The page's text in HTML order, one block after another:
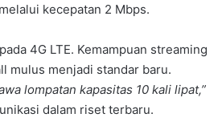
kecepatan 2 Mbps.
4G LTE. Kemampuan streaming
mulus menjadi standar baru.
lompatan kapasitas 10 kali lipat,”
dalam riset terbaru.